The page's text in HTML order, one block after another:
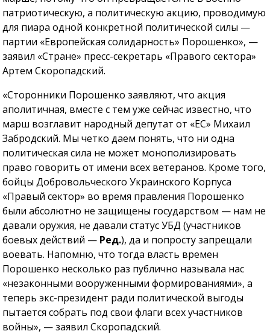
патриотическую, а политическую акцию, проводимую
для пиара одной конкретной политической силы —
партии «Европейская солидарность» Порошенко», —
заявил «Стране» пресс-секретарь «Правого сектора»
Артем Скоропадский.
«Сторонники Порошенко заявляют, что акция
аполитичная, вместе с тем уже сейчас известно, что
марш возглавит народный депутат от «ЕС» Михаил
Забродский. Мы четко даем понять, что ни одна
политическая сила не может монополизировать
право говорить от имени всех ветеранов. Кроме того,
бойцы Добровольческого Украинского Корпуса
«Правый сектор» во время правления Порошенко
были абсолютно не защищены государством — нам не
давали оружия, не давали статус УБД (участников
боевых действий — Ред.), да и попросту запрещали
воевать. Напомню, что тогда власть времен
Порошенко несколько раз публично называла нас
«незаконными вооруженными формированиями», а
теперь экс-президент ради политической выгоды
пытается собрать под свои флаги всех участников
войны», — заявил Скоропадский.